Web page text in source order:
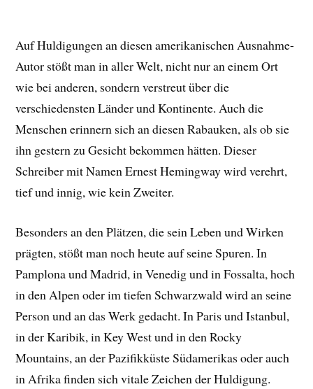
Auf Huldigungen an diesen amerikanischen Ausnahme-
Autor stößt man in aller Welt, nicht nur an einem Ort
wie bei anderen, sondern verstreut über die
verschiedensten Länder und Kontinente. Auch die
Menschen erinnern sich an diesen Rabauken, als ob sie
ihn gestern zu Gesicht bekommen hätten. Dieser
Schreiber mit Namen Ernest Hemingway wird verehrt,
tief und innig, wie kein Zweiter.
Besonders an den Plätzen, die sein Leben und Wirken
prägten, stößt man noch heute auf seine Spuren. In
Pamplona und Madrid, in Venedig und in Fossalta, hoch
in den Alpen oder im tiefen Schwarzwald wird an seine
Person und an das Werk gedacht. In Paris und Istanbul,
in der Karibik, in Key West und in den Rocky
Mountains, an der Pazifikküste Südamerikas oder auch
in Afrika finden sich vitale Zeichen der Huldigung.